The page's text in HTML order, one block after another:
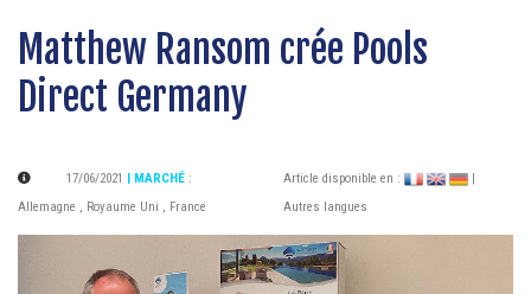
Matthew Ransom crée Pools
Direct Germany
17/06/2021 | MARCHÉ :
Allemagne , Royaume Uni , France
Article disponible en :
Autres langues